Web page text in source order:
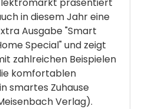
in diesem Jahr eine
Ausgabe "Smart
Special" und zeigt
zahlreichen Beispielen
komfortablen
smartes Zuhause
Verlag).